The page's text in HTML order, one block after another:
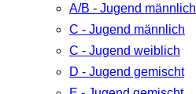
A/B - Jugend männlich
C - Jugend männlich
C - Jugend weiblich
D - Jugend gemischt